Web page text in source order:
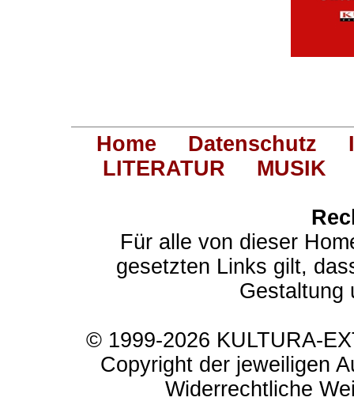
Home Datenschutz
LITERATUR
MUSIK
Für alle von dieser
gesetzten Links gilt,
Gestaltung
© 1999-2026 KULTURA-
Copyright der jeweiligen
Widerrechtliche